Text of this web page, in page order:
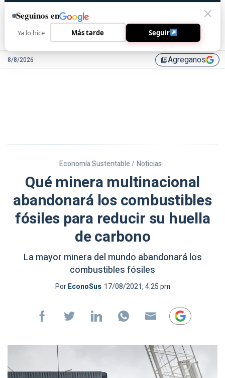
8/8/2026 library_addAgreganos
Economía Sustentable / Noticias
Qué minera multinacional
abandonará los combustibles
fósiles para reducir su huella
de carbono
La mayor minera del mundo abandonará los
combustibles fósiles
PorEconoSus 17/08/2021, 4:25 pm
Seguinos en
Ya lo hice Más tarde Seguir